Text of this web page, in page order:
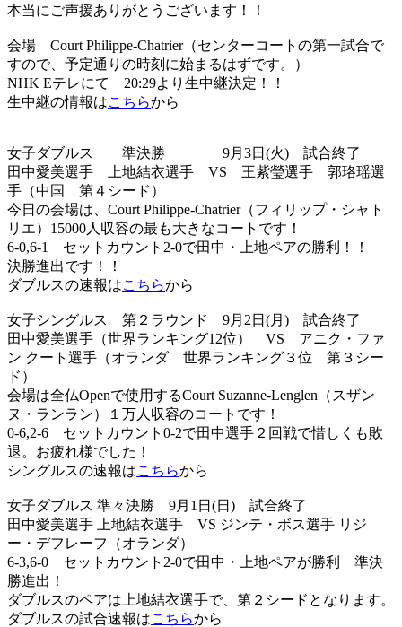
本当にご声援ありがとうございます！！
会場 Court Philippe-Chatrier（センターコートの第一試合で
すので、予定通りの時刻に始まるはずです。）
NHK Eテレにて 20:29より生中継決定！！
生中継の情報はこちらから
女子ダブルス 準決勝 9月3日(火) 試合終了
田中愛美選手 上地結衣選手 VS 王紫瑩選手 郭珞瑶選
手（中国 第４シード）
今日の会場は、Court Philippe-Chatrier（フィリップ・シャト
リエ）15000人収容の最も大きなコートです！
6-0,6-1 セットカウント2-0で田中・上地ペアの勝利！！
決勝進出です！！
ダブルスの速報はこちらから
女子シングルス 第２ラウンド 9月2日(月) 試合終了
田中愛美選手（世界ランキング12位） VS アニク・ファ
ン クート選手（オランダ 世界ランキング３位 第３シー
ド）
会場は全仏Openで使用するCourt Suzanne-Lenglen（スザン
ヌ・ランラン）１万人収容のコートです！
0-6,2-6 セットカウント0-2で田中選手２回戦で惜しくも敗
退。お疲れ様でした！
シングルスの速報はこちらから
女子ダブルス 準々決勝 9月1日(日) 試合終了
田中愛美選手 上地結衣選手 VS ジンテ・ボス選手 リジ
ー・デフレーフ（オランダ）
6-3,6-0 セットカウント2-0で田中・上地ペアが勝利 準決
勝進出！
ダブルスのペアは上地結衣選手で、第２シードとなります。
ダブルスの試合速報はこちらから